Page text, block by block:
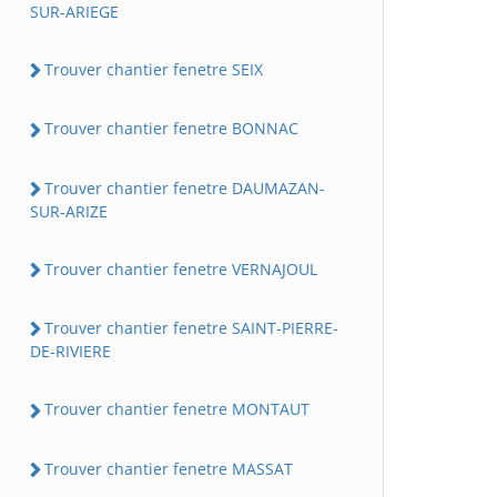
SUR-ARIEGE
Trouver chantier fenetre SEIX
Trouver chantier fenetre BONNAC
Trouver chantier fenetre DAUMAZAN-
SUR-ARIZE
Trouver chantier fenetre VERNAJOUL
Trouver chantier fenetre SAINT-PIERRE-
DE-RIVIERE
Trouver chantier fenetre MONTAUT
Trouver chantier fenetre MASSAT